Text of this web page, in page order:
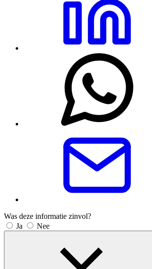
Was deze informatie zinvol?
Ja
Nee